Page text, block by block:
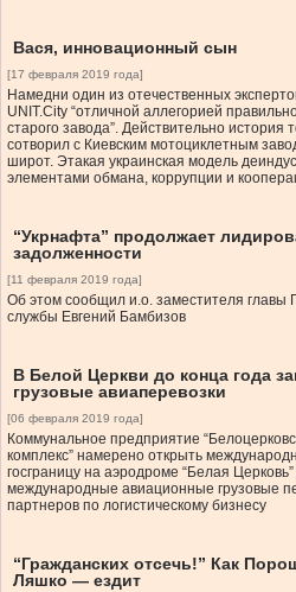
Вася, инновационный сын
[17 февраля 2019 года]
Намедни один из отечественных
UNIT.City “отличной аллегорией
старого завода”. Действительно история
сотворил с Киевским мотоциклетным
широт. Этакая украинская модель
элементами обмана, коррупции и
“Укрнафта” продолжает
задолженности
[11 февраля 2019 года]
Об этом сообщил и.о. заместителя главы
службы Евгений Бамбизов
В Белой Церкви до конца года
грузовые авиаперевозки
[06 февраля 2019 года]
Коммунальное предприятие
комплекс” намерено открыть
госграницу на аэродроме “Белая
международные авиационные грузовые
партнеров по логистическому бизнесу
“Гражданских отсечь!” Как
Ляшко — ездит